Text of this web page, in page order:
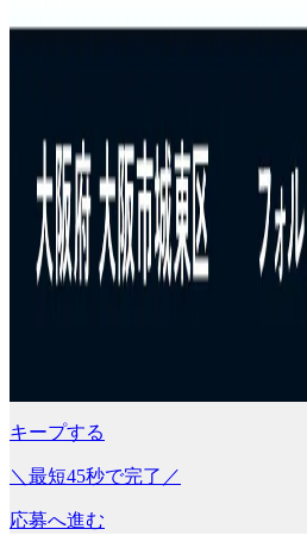
キープする
＼最短45秒で完了／
応募へ進む